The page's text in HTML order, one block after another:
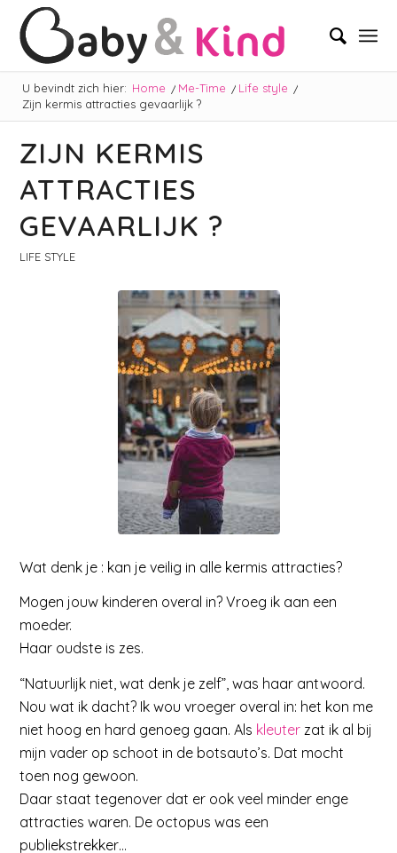
U bevindt zich hier: Home / Me-Time / Life style /
Zijn kermis attracties gevaarlijk ?
ZIJN KERMIS
ATTRACTIES
GEVAARLIJK ?
LIFE STYLE
Wat denk je : kan je veilig in alle kermis attracties?
Mogen jouw kinderen overal in? Vroeg ik aan een
moeder.
Haar oudste is zes.
“Natuurlijk niet, wat denk je zelf”, was haar antwoord.
Nou wat ik dacht? Ik wou vroeger overal in: het kon me
niet hoog en hard genoeg gaan. Als kleuter zat ik al bij
mijn vader op schoot in de botsauto’s. Dat mocht
toen nog gewoon.
Daar staat tegenover dat er ook veel minder enge
attracties waren. De octopus was een
publiekstrekker…